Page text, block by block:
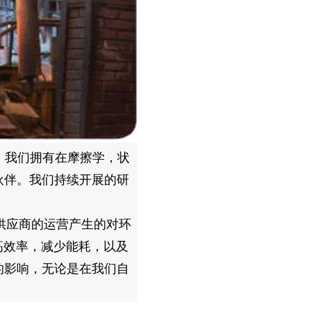
们拥有在摩擦学，状
。我们持续开展的研
应商的运营产生的对环
率，减少能耗，以及
响，无论是在我们自